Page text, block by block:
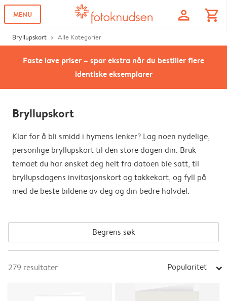
MENU profile shopping_cart
Bryllupskort Alle Kategorier
Faste lave priser – spar ekstra når du bestiller flere
identiske eksemplarer
Bryllupskort
Klar for å bli smidd i hymens lenker? Lag noen nydelige,
personlige bryllupskort til den store dagen din. Bruk
temaet du har ønsket deg helt fra datoen ble satt, til
bryllupsdagens invitasjonskort og takkekort, og fyll på
med de beste bildene av deg og din bedre halvdel.
Begrens søk
279 resultater Popularitet arrow_right